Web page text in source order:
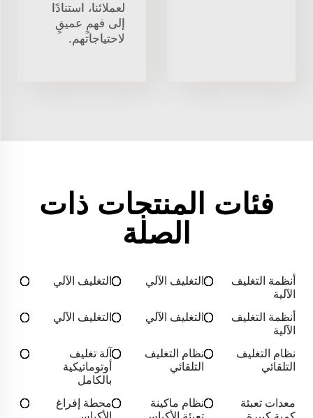
لعملائنا، استنادًا
إلى فهمٍ عميقٍ
لاحتياجاتهم.
فئات المنتجات ذات
الصلة
أنظمة التغليف
الآلية
التغليف الآلي التغليف الآلي
أنظمة التغليف
الآلية
التغليف الآلي التغليف الآلي
نظام التغليف
التلقائي
نظام التغليف
التلقائي
آلة تغليف
أوتوماتيكية
بالكامل
معدات تعبئة
نظام ماكينة
محطة إفراغ